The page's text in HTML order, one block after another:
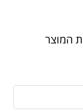
המוצר